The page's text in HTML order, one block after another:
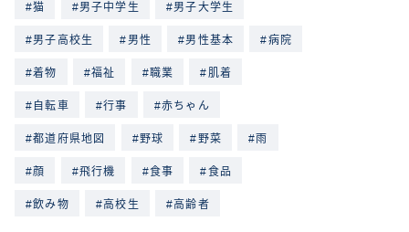
猫 男子中学生 男子大学生
男子高校生 男性 男性基本 病院
着物 福祉 職業 肌着
自転車 行事 赤ちゃん
都道府県地図 野球 野菜 雨
顔 飛行機 食事 食品
飲み物 高校生 高齢者